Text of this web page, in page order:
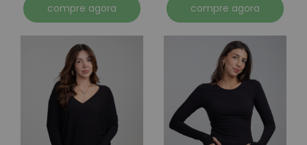
compre agora compre agora